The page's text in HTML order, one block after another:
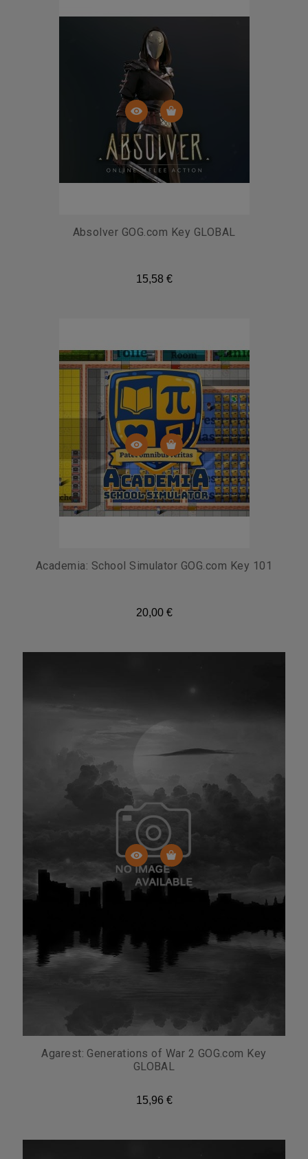
Absolver GOG.com Key GLOBAL
15,58 €
Academia: School Simulator GOG.com Key 101
20,00 €
Agarest: Generations of War 2 GOG.com Key
GLOBAL
15,96 €